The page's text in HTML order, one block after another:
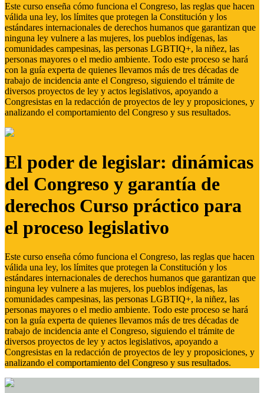
Este curso enseña cómo funciona el Congreso, las reglas que hacen
válida una ley, los límites que protegen la Constitución y los
estándares internacionales de derechos humanos que garantizan que
ninguna ley vulnere a las mujeres, los pueblos indígenas, las
comunidades campesinas, las personas LGBTIQ+, la niñez, las
personas mayores o el medio ambiente. Todo este proceso se hará
con la guía experta de quienes llevamos más de tres décadas de
trabajo de incidencia ante el Congreso, siguiendo el trámite de
diversos proyectos de ley y actos legislativos, apoyando a
Congresistas en la redacción de proyectos de ley y proposiciones, y
analizando el comportamiento del Congreso y sus resultados.
El poder de legislar: dinámicas
del Congreso y garantía de
derechos Curso práctico para
el proceso legislativo
Este curso enseña cómo funciona el Congreso, las reglas que hacen
válida una ley, los límites que protegen la Constitución y los
estándares internacionales de derechos humanos que garantizan que
ninguna ley vulnere a las mujeres, los pueblos indígenas, las
comunidades campesinas, las personas LGBTIQ+, la niñez, las
personas mayores o el medio ambiente. Todo este proceso se hará
con la guía experta de quienes llevamos más de tres décadas de
trabajo de incidencia ante el Congreso, siguiendo el trámite de
diversos proyectos de ley y actos legislativos, apoyando a
Congresistas en la redacción de proyectos de ley y proposiciones, y
analizando el comportamiento del Congreso y sus resultados.